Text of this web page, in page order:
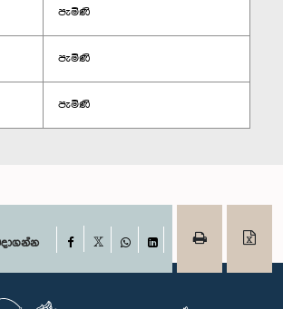
පැමිණි
පැමිණි
පැමිණි
Facebook
WhatsAppLinkedIn